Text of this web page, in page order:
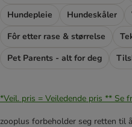
Hundepleie
Hundeskåler
Fôr etter rase & størrelse
Pet Parents - alt for deg
*Veil. pris = Veiledende pris ** Se
zooplus forbeholder seg retten til